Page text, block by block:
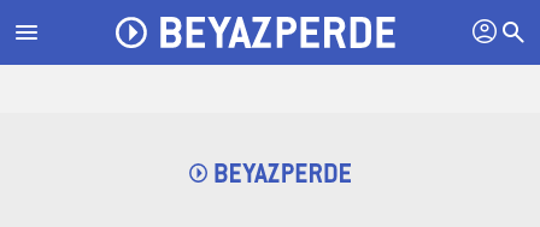
menu profil search